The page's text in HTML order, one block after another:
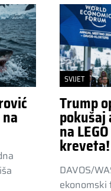
SVIJET
Trump
na
kreveta!
DAVOS/
ekonomski